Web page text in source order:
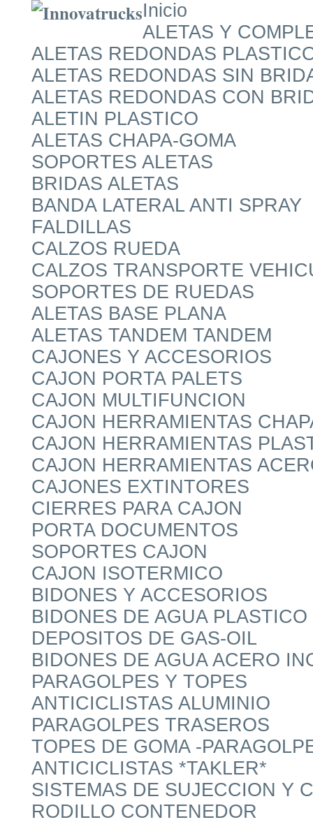
Inicio
ALETAS Y
ALETAS REDONDAS
ALETAS REDONDAS SIN
ALETAS REDONDAS CON
ALETIN PLASTICO
ALETAS CHAPA-GOMA
SOPORTES ALETAS
BRIDAS ALETAS
BANDA LATERAL ANTI SPRAY
FALDILLAS
CALZOS RUEDA
CALZOS TRANSPORTE
SOPORTES DE RUEDAS
ALETAS BASE PLANA
ALETAS TANDEM TANDEM
CAJONES Y ACCESORIOS
CAJON PORTA PALETS
CAJON MULTIFUNCION
CAJON HERRAMIENTAS
CAJON HERRAMIENTAS
CAJON HERRAMIENTAS
CAJONES EXTINTORES
CIERRES PARA CAJON
PORTA DOCUMENTOS
SOPORTES CAJON
CAJON ISOTERMICO
BIDONES Y ACCESORIOS
BIDONES DE AGUA PLASTICO
DEPOSITOS DE GAS-OIL
BIDONES DE AGUA ACERO
PARAGOLPES Y TOPES
ANTICICLISTAS ALUMINIO
PARAGOLPES TRASEROS
TOPES DE GOMA -
ANTICICLISTAS *TAKLER*
SISTEMAS DE SUJECCION Y
RODILLO CONTENEDOR